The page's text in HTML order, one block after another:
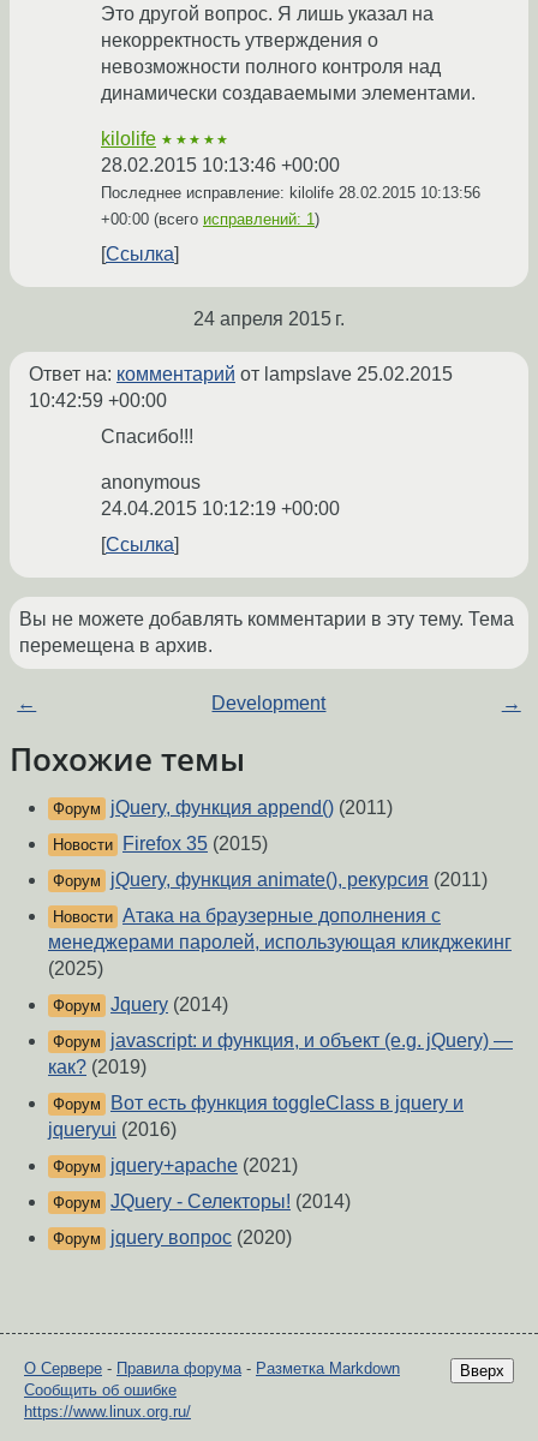
Это другой вопрос. Я лишь указал на
некорректность утверждения о
невозможности полного контроля над
динамически создаваемыми элементами.
kilolife ★★★★★
28.02.2015 10:13:46 +00:00
Последнее исправление: kilolife 28.02.2015 10:13:56
+00:00 (всего исправлений: 1)
Ссылка
24 апреля 2015 г.
Ответ на: комментарий от lampslave 25.02.2015
10:42:59 +00:00
Спасибо!!!
anonymous
24.04.2015 10:12:19 +00:00
Ссылка
Вы не можете добавлять комментарии в эту тему. Тема
перемещена в архив.
← Development →
Похожие темы
Форум jQuery, функция append() (2011)
Новости Firefox 35 (2015)
Форум jQuery, функция animate(), рекурсия (2011)
Новости Атака на браузерные дополнения с
менеджерами паролей, использующая кликджекинг
(2025)
Форум Jquery (2014)
Форум
javascript: и функция, и объект (e.g. jQuery) —
как? (2019)
Форум
Вот есть функция toggleClass в jquery и
jqueryui (2016)
Форум jquery+apache (2021)
Форум JQuery - Селекторы! (2014)
Форум jquery вопрос (2020)
Вверх
О Сервере - Правила форума- Разметка Markdown
Сообщить об ошибке
https://www.linux.org.ru/